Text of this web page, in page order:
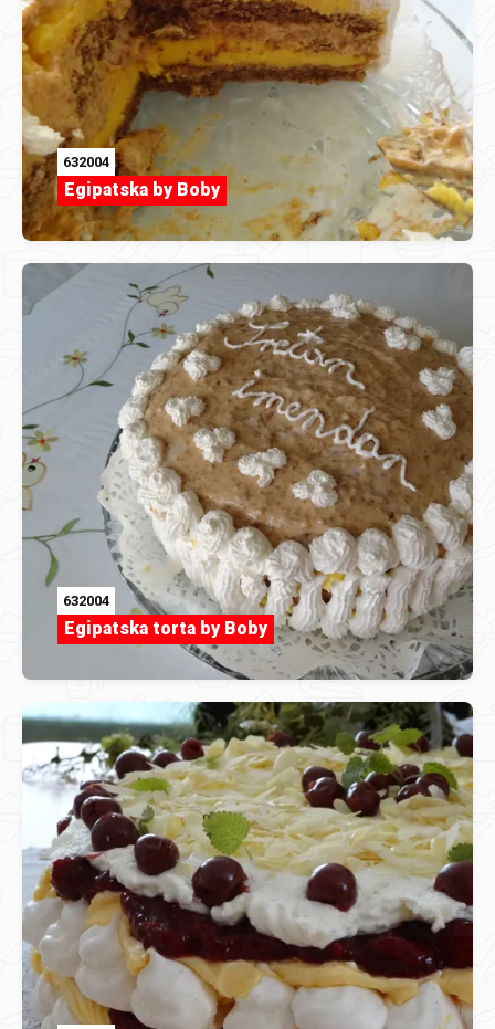
632004
Egipatska by Boby
632004
Egipatska torta by Boby